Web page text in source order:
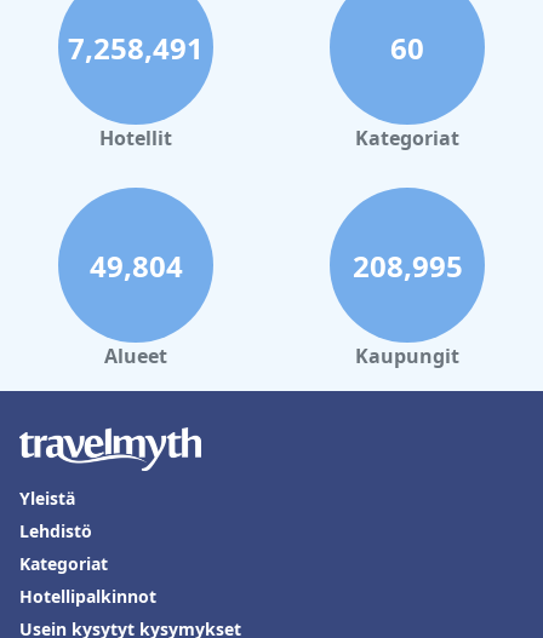
7,258,491
Hotellit
60
Kategoriat
49,804
Alueet
208,995
Kaupungit
Yleistä
Lehdistö
Kategoriat
Hotellipalkinnot
Usein kysytyt kysymykset